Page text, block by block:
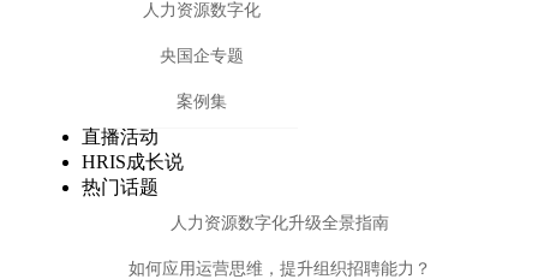
人力资源数字化
央国企专题
案例集
直播活动
HRIS成长说
热门话题
人力资源数字化升级全景指南
如何应用运营思维，提升组织招聘能力？